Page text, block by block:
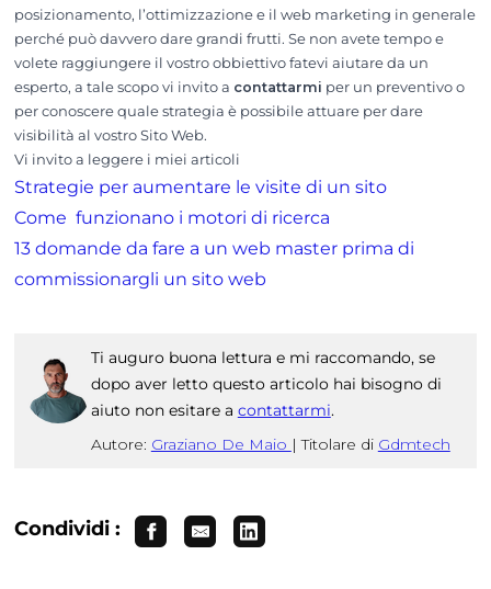
posizionamento, l’ottimizzazione e il web marketing in generale
perché può davvero dare grandi frutti. Se non avete tempo e
volete raggiungere il vostro obbiettivo fatevi aiutare da un
esperto, a tale scopo vi invito a contattarmi per un preventivo o
per conoscere quale strategia è possibile attuare per dare
visibilità al vostro Sito Web.
Vi invito a leggere i miei articoli
Strategie per aumentare le visite di un sito
Come funzionano i motori di ricerca
13 domande da fare a un web master prima di
commissionargli un sito web
Ti auguro buona lettura e mi raccomando, se
dopo aver letto questo articolo hai bisogno di
aiuto non esitare a contattarmi.
Autore: Graziano De Maio | Titolare di Gdmtech
Condividi :